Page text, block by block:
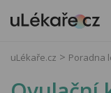
uLékaře.cz Poradna